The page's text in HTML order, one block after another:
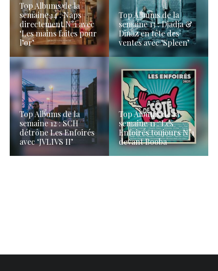
Top Albums de la
semaine 14 : Naps
directement N°1 avec
‘Les mains faites pour
l’or’
Top Albums de la
semaine 13 : Djadja &
Dinaz en tête des
ventes avec ‘Spleen’
Top Albums de la
semaine 12 : SCH
détrône Les Enfoirés
avec ‘JVLIVS II’
Top Albums de la
semaine 11 : Les
Enfoirés toujours N°1
devant Booba